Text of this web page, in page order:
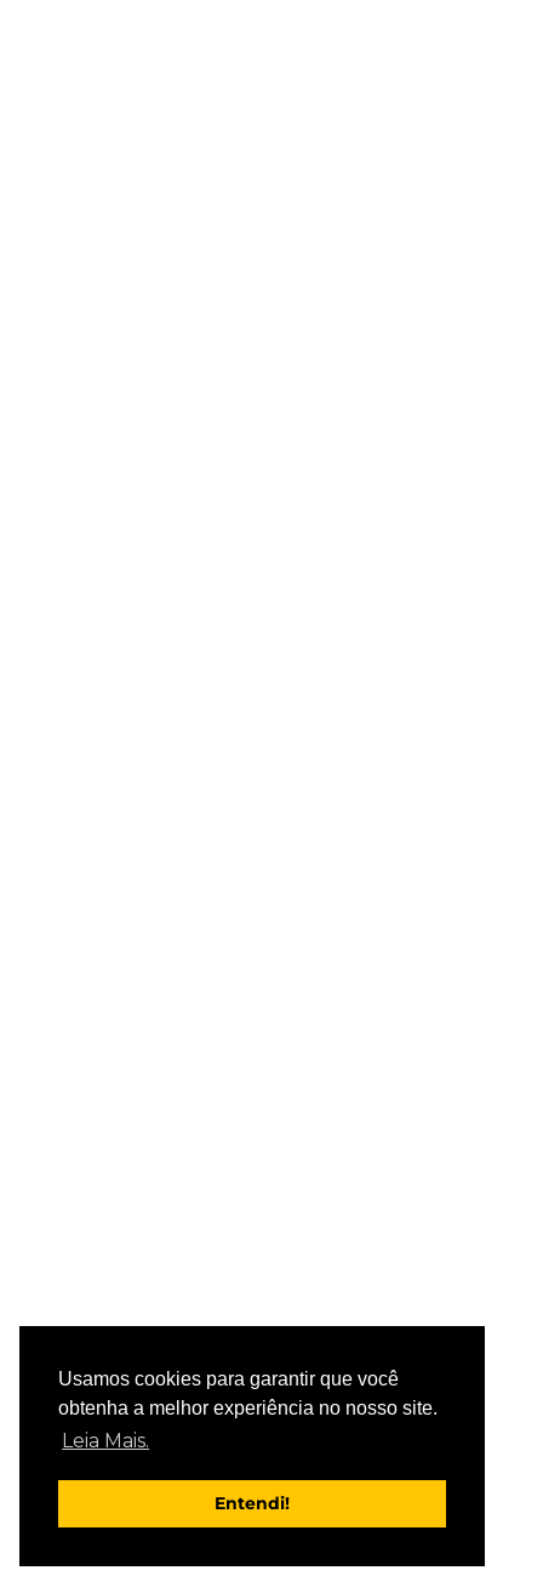
Usamos cookies para garantir que você
obtenha a melhor experiência no nosso site.
Leia Mais.
Entendi!